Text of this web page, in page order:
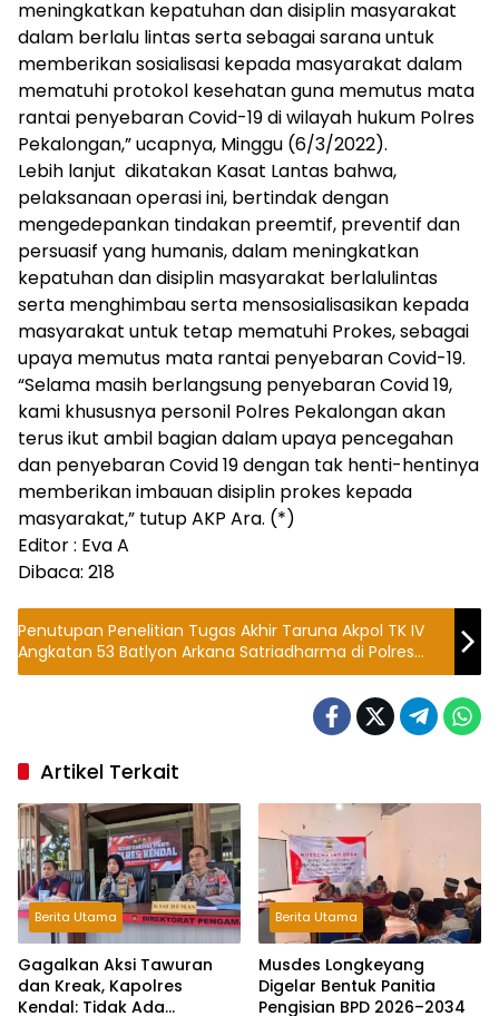
meningkatkan kepatuhan dan disiplin masyarakat
dalam berlalu lintas serta sebagai sarana untuk
memberikan sosialisasi kepada masyarakat dalam
mematuhi protokol kesehatan guna memutus mata
rantai penyebaran Covid-19 di wilayah hukum Polres
Pekalongan,” ucapnya, Minggu (6/3/2022).
Lebih lanjut dikatakan Kasat Lantas bahwa,
pelaksanaan operasi ini, bertindak dengan
mengedepankan tindakan preemtif, preventif dan
persuasif yang humanis, dalam meningkatkan
kepatuhan dan disiplin masyarakat berlalulintas
serta menghimbau serta mensosialisasikan kepada
masyarakat untuk tetap mematuhi Prokes, sebagai
upaya memutus mata rantai penyebaran Covid-19.
“Selama masih berlangsung penyebaran Covid 19,
kami khususnya personil Polres Pekalongan akan
terus ikut ambil bagian dalam upaya pencegahan
dan penyebaran Covid 19 dengan tak henti-hentinya
memberikan imbauan disiplin prokes kepada
masyarakat,” tutup AKP Ara. (*)
Editor : Eva A
Dibaca: 218
Penutupan Penelitian Tugas Akhir Taruna Akpol TK IV
Angkatan 53 Batlyon Arkana Satriadharma di Polres
Pekalongan
Artikel Terkait
Berita Utama
Gagalkan Aksi Tawuran
dan Kreak, Kapolres
Kendal: Tidak Ada
Berita Utama
Musdes Longkeyang
Digelar Bentuk Panitia
Pengisian BPD 2026–2034